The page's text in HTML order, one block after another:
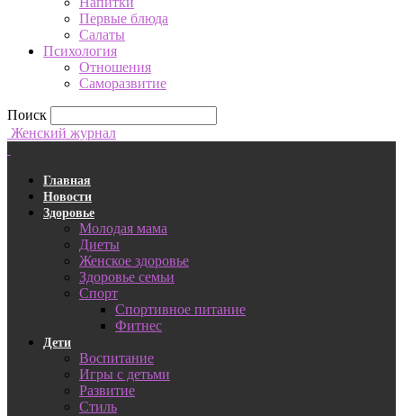
Первые блюда
Салаты
Психология
Отношения
Саморазвитие
Поиск
Женский журнал
Главная
Новости
Здоровье
Молодая мама
Диеты
Женское здоровье
Здоровье семьи
Спорт
Спортивное питание
Фитнес
Дети
Воспитание
Игры с детьми
Развитие
Стиль